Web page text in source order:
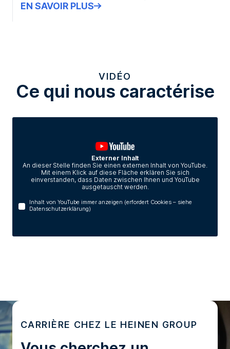
EN SAVOIR PLUS
VIDÉO
Ce qui nous caractérise
Externer Inhalt
An dieser Stelle finden Sie einen externen Inhalt von YouTube.
Mit einem Klick auf diese Fläche erklären Sie sich
einverstanden, dass Daten zwischen Ihnen und YouTube
ausgetauscht werden.
Inhalt von YouTube immer anzeigen (erfordert Cookies – siehe
Datenschutzerklärung)
CARRIÈRE CHEZ LE HEINEN GROUP